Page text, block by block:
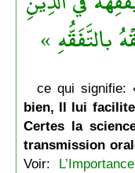
بالتَّفَقُّهِ »
ce qui signifie:
bien, Il lui
Certes la
transmission
Voir: